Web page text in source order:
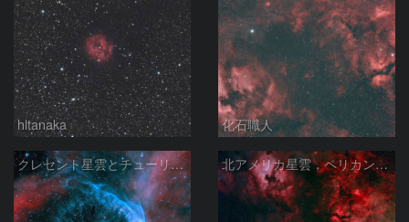
hltanaka 化石職人
クレセント星雲とチューリップ星雲の真ん中あたりにある星雲 NGC6883 ??? 北アメリカ星雲，ペリカン星雲，サドル付近，クレセント星雲，網状星雲・・・etc